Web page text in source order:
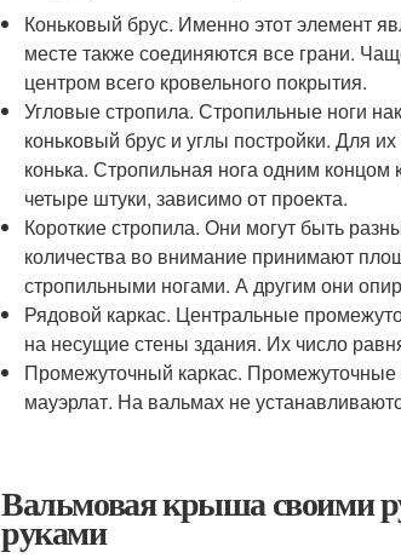
Коньковый брус. Именно этот элемент
месте также соединяются все грани.
центром всего кровельного покрытия.
Угловые стропила. Стропильные ноги
коньковый брус и углы постройки. Для
конька. Стропильная нога одним концом
четыре штуки, зависимо от проекта.
Короткие стропила. Они могут быть
количества во внимание принимают
стропильными ногами. А другим они
Рядовой каркас. Центральные
на несущие стены здания. Их число
Промежуточный каркас. Промежуточные
мауэрлат. На вальмах не
Вальмовая крыша своими
руками